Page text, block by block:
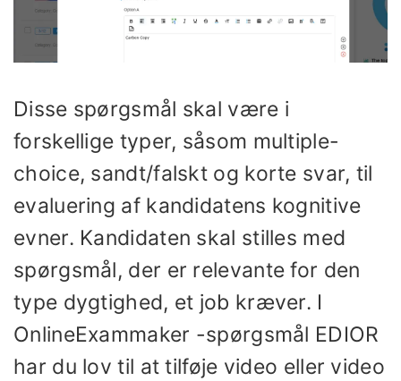
Disse spørgsmål skal være i
forskellige typer, såsom multiple-
choice, sandt/falskt og korte svar, til
evaluering af kandidatens kognitive
evner. Kandidaten skal stilles med
spørgsmål, der er relevante for den
type dygtighed, et job kræver. I
OnlineExammaker -spørgsmål EDIOR
har du lov til at tilføje video eller video